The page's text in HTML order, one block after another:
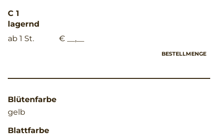
C 1
lagernd
ab 1 St.
€ __,__
BESTELLMENGE
Blütenfarbe
gelb
Blattfarbe